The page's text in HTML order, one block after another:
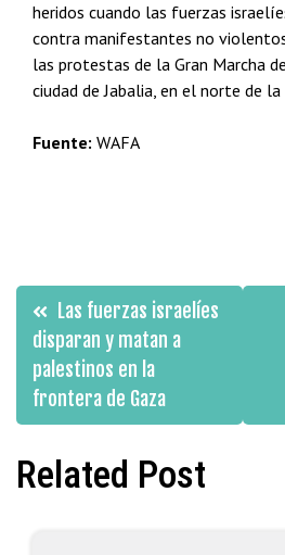
heridos cuando las fuerzas
contra manifestantes no
las protestas de la Gran Marcha
ciudad de Jabalia, en el norte de la
Fuente: WAFA
Navegación
de
entradas
Las fuerzas israelíes
disparan y matan a
palestinos en la
frontera de Gaza
Related Post